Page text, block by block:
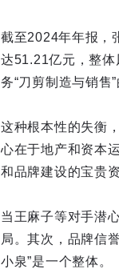
截至2024年年报，
达51.21亿元，整体
务“刀剪制造与销售
这种根本性的失衡
心在于地产和资本
和品牌建设的宝贵
当王麻子等对手潜
局。其次，品牌信
小泉”是一个整体。